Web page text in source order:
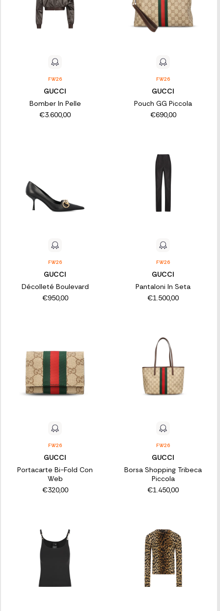
FW26
GUCCI
Bomber In Pelle
€3.600,00
FW26
GUCCI
Pouch GG Piccola
€690,00
FW26
GUCCI
Décolleté Boulevard
€950,00
FW26
GUCCI
Pantaloni In Seta
€1.500,00
FW26
GUCCI
Portacarte Bi-Fold Con
Web
€320,00
FW26
GUCCI
Borsa Shopping Tribeca
Piccola
€1.450,00